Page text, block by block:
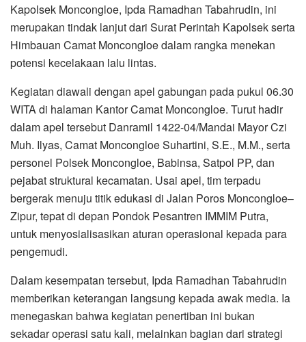
Kapolsek Moncongloe, Ipda Ramadhan Tabahrudin, ini
merupakan tindak lanjut dari Surat Perintah Kapolsek serta
Himbauan Camat Moncongloe dalam rangka menekan
potensi kecelakaan lalu lintas.
Kegiatan diawali dengan apel gabungan pada pukul 06.30
WITA di halaman Kantor Camat Moncongloe. Turut hadir
dalam apel tersebut Danramil 1422-04/Mandai Mayor Czi
Muh. Ilyas, Camat Moncongloe Suhartini, S.E., M.M., serta
personel Polsek Moncongloe, Babinsa, Satpol PP, dan
pejabat struktural kecamatan. Usai apel, tim terpadu
bergerak menuju titik edukasi di Jalan Poros Moncongloe–
Zipur, tepat di depan Pondok Pesantren IMMIM Putra,
untuk menyosialisasikan aturan operasional kepada para
pengemudi.
Dalam kesempatan tersebut, Ipda Ramadhan Tabahrudin
memberikan keterangan langsung kepada awak media. Ia
menegaskan bahwa kegiatan penertiban ini bukan
sekadar operasi satu kali, melainkan bagian dari strategi